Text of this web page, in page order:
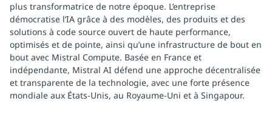
plus transformatrice de notre époque. L’entreprise
démocratise l’IA grâce à des modèles, des produits et des
solutions à code source ouvert de haute performance,
optimisés et de pointe, ainsi qu’une infrastructure de bout en
bout avec Mistral Compute. Basée en France et
indépendante, Mistral AI défend une approche décentralisée
et transparente de la technologie, avec une forte présence
mondiale aux États-Unis, au Royaume-Uni et à Singapour.